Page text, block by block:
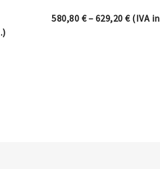
159,72 € through 338,80 €
580,80 €– 629,20€Price
(IVA